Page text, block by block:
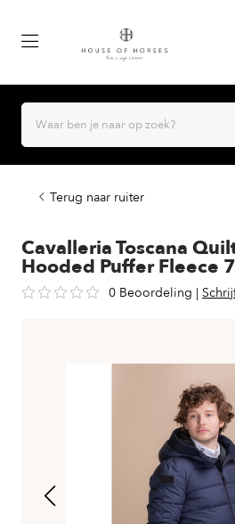
Terug naar ruiter
Cavalleria Toscana
Hooded Puffer Fleece
0 Beoordeling |